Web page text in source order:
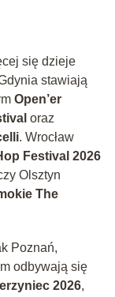
się dzieje
stawiają
Open’er
oraz
. Wrocław
Festival 2026
Olsztyn
The
Poznań,
odbywają się
2026,